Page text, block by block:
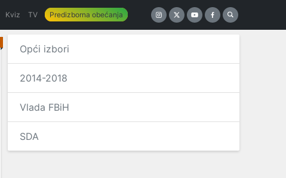
Kviz TV Predizborna obećanja
Opći izbori
2014-2018
Vlada FBiH
SDA